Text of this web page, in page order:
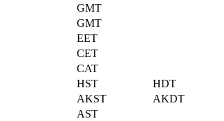
GMT
GMT
EET
CET
CAT
HST HDT
AKST AKDT
AST